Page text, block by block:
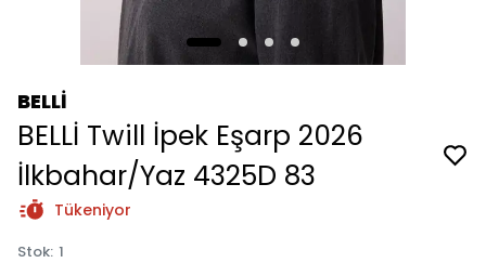
BELLİ
BELLİ Twill İpek Eşarp 2026
İlkbahar/Yaz 4325D 83
Tükeniyor
Stok: 1